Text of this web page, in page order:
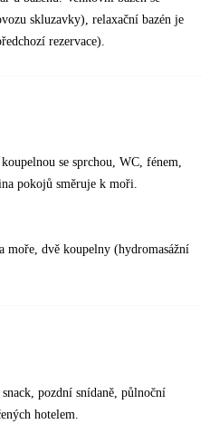
skluzavky), relaxační bazén je
rezervace).
se sprchou, WC, fénem,
pokojů směruje k moři.
moře, dvě koupelny (hydromasážní
pozdní snídaně, půlnoční
hotelem.